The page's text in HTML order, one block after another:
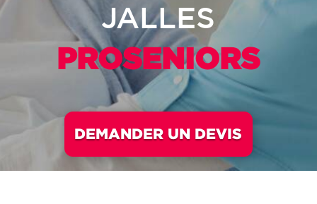
JALLES
PROSENIORS
DEMANDER UN DEVIS